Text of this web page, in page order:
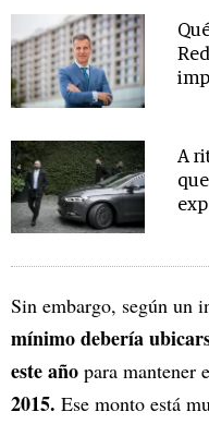
A
Sin embargo, según un
mínimo debería
este año para mantener
2015. Ese monto está